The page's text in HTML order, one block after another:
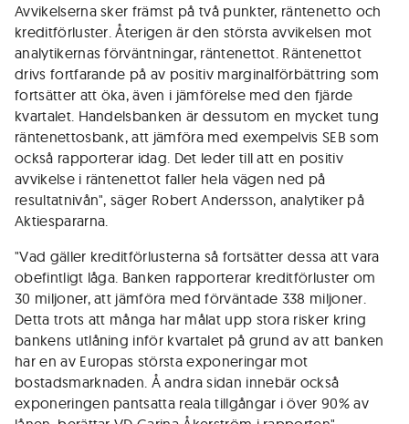
Avvikelserna sker främst på två punkter, räntenetto och
kreditförluster. Återigen är den största avvikelsen mot
analytikernas förväntningar, räntenettot. Räntenettot
drivs fortfarande på av positiv marginalförbättring som
fortsätter att öka, även i jämförelse med den fjärde
kvartalet. Handelsbanken är dessutom en mycket tung
räntenettosbank, att jämföra med exempelvis SEB som
också rapporterar idag. Det leder till att en positiv
avvikelse i räntenettot faller hela vägen ned på
resultatnivån", säger Robert Andersson, analytiker på
Aktiespararna.
"Vad gäller kreditförlusterna så fortsätter dessa att vara
obefintligt låga. Banken rapporterar kreditförluster om
30 miljoner, att jämföra med förväntade 338 miljoner.
Detta trots att många har målat upp stora risker kring
bankens utlåning inför kvartalet på grund av att banken
har en av Europas största exponeringar mot
bostadsmarknaden. Å andra sidan innebär också
exponeringen pantsatta reala tillgångar i över 90% av